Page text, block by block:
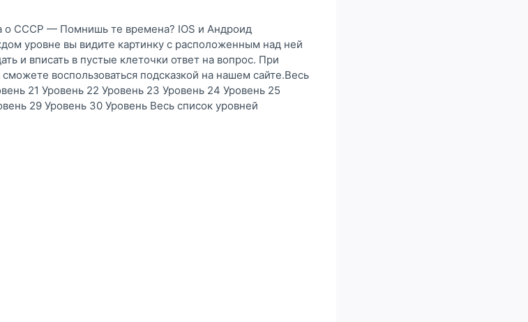
о СССР — Помнишь те времена? IOS и Андроид
уровне вы видите картинку с расположенным над ней
и вписать в пустые клеточки ответ на вопрос. При
воспользоваться подсказкой на нашем сайте.Весь
21 Уровень 22 Уровень 23 Уровень 24 Уровень 25
29 Уровень 30 Уровень Весь список уровней